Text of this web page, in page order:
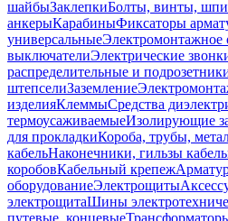
шайбыЗаклепкиБолты, винты,
анкерыКарабиныФиксаторы
универсальныеЭлектромонтажное
выключателиЭлектрические
распределительные и
штепселиЗаземление
изделияКлеммыСредства
термоусаживаемыеИзолирующие
для прокладкиКороба, трубы,
кабельНаконечники, гильзы
коробовКабельный крепеж
оборудованиеЭлектрощиты
электрощитаШины
путевые, концевые